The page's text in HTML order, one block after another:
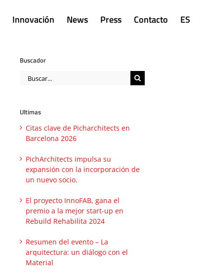
Innovación News Press Contacto ES
Buscador
Buscar:
Ultimas
Citas clave de Picharchitects en
Barcelona 2026
PichArchitects impulsa su
expansión con la incorporación de
un nuevo socio.
El proyecto InnoFAB, gana el
premio a la mejor start-up en
Rebuild Rehabilita 2024
Resumen del evento – La
arquitectura: un diálogo con el
Material